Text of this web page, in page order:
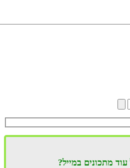
מתכונים במייל?